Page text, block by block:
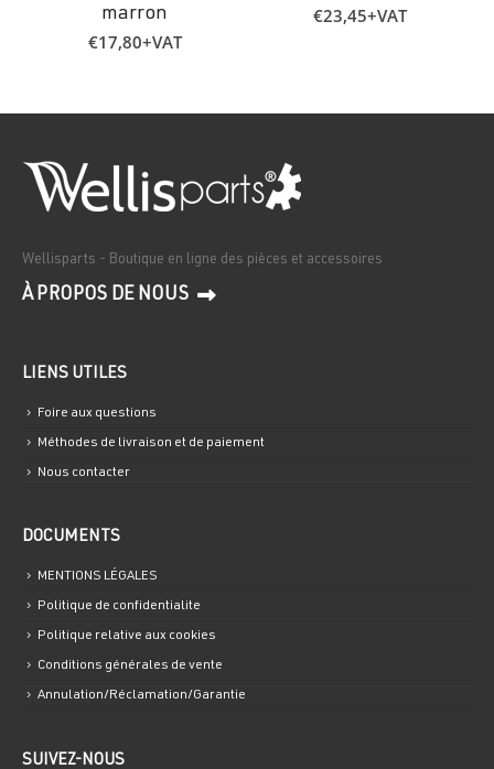
marron
€17,80+VAT
€23,45+VAT
Wellisparts - Boutique en ligne des pièces et accessoires
À PROPOS DE NOUS
LIENS UTILES
Foire aux questions
Méthodes de livraison et de paiement
Nous contacter
DOCUMENTS
MENTIONS LÉGALES
Politique de confidentialite
Politique relative aux cookies
Conditions générales de vente
Annulation/Réclamation/Garantie
SUIVEZ-NOUS